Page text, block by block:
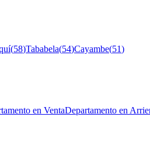
(58)Tababela(54)Cayambe(51)
en VentaDepartamento en